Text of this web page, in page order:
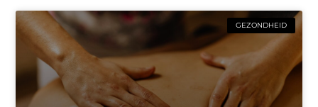
GEZONDHEID